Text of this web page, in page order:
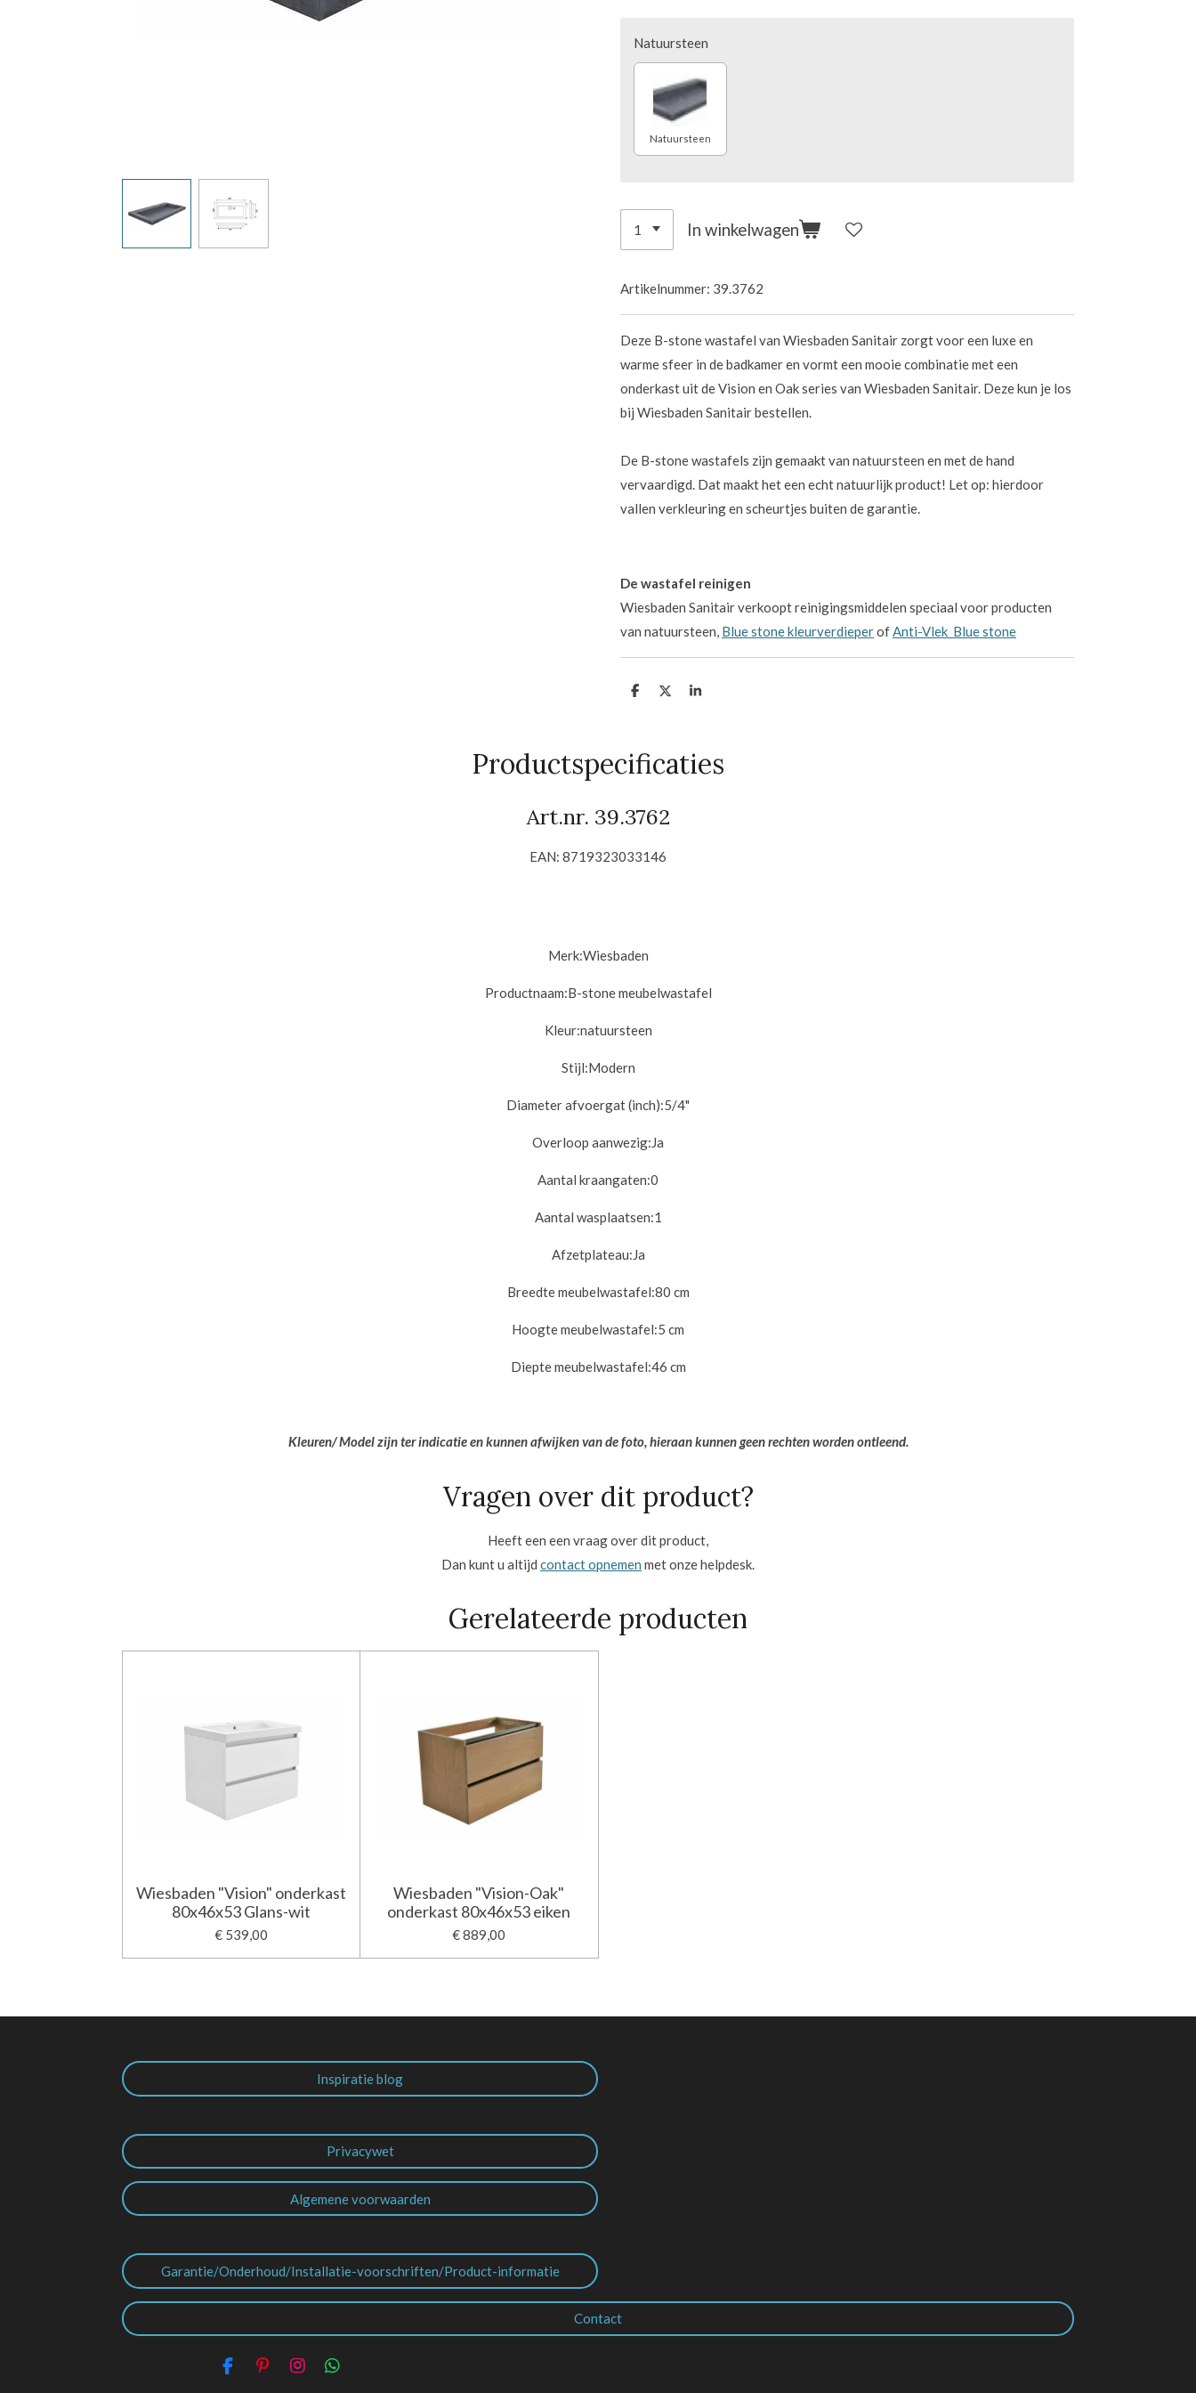
Natuursteen
Natuursteen
In winkelwagen
Artikelnummer: 39.3762
Deze B-stone wastafel van Wiesbaden Sanitair zorgt voor een luxe en
warme sfeer in de badkamer en vormt een mooie combinatie met een
onderkast uit de Vision en Oak series van Wiesbaden Sanitair. Deze kun je los
bij Wiesbaden Sanitair bestellen.
De B-stone wastafels zijn gemaakt van natuursteen en met de hand
vervaardigd. Dat maakt het een echt natuurlijk product! Let op: hierdoor
vallen verkleuring en scheurtjes buiten de garantie.
De wastafel reinigen
Wiesbaden Sanitair verkoopt reinigingsmiddelen speciaal voor producten
van natuursteen, Blue stone kleurverdieperofAnti-Vlek Blue stone
D
D
S
Productspecificaties
Art.nr. 39.3762
EAN: 8719323033146
Merk:Wiesbaden
Productnaam:B-stone meubelwastafel
Kleur:natuursteen
Stijl:Modern
Diameter afvoergat (inch):5/4"
Overloop aanwezig:Ja
Aantal kraangaten:0
Aantal wasplaatsen:1
Afzetplateau:Ja
Breedte meubelwastafel:80 cm
Hoogte meubelwastafel:5 cm
Diepte meubelwastafel:46 cm
Kleuren/ Model zijn ter indicatie en kunnen afwijken van de foto, hieraan kunnen geen rechten worden ontleend.
Vragen over dit product?
Heeft een een vraag over dit product,
Dan kunt u altijd contact opnemen met onze helpdesk.
Gerelateerde producten
Wiesbaden "Vision" onderkast
80x46x53 Glans-wit
€ 539,00
Wiesbaden "Vision-Oak"
onderkast 80x46x53 eiken
€ 889,00
Inspiratie blog
Privacywet
Algemene voorwaarden
Garantie/Onderhoud/Installatie-voorschriften/Product-informatie
Contact
F
P
I
W